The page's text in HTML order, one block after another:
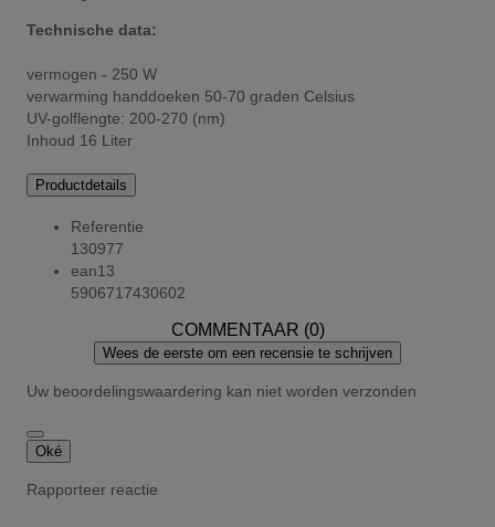
Technische data:
vermogen - 250 W
verwarming handdoeken 50-70 graden Celsius
UV-golflengte: 200-270 (nm)
Inhoud 16 Liter
Productdetails
Referentie
130977
ean13
5906717430602
COMMENTAAR (0)
Wees de eerste om een recensie te schrijven
Uw beoordelingswaardering kan niet worden verzonden
Oké
Rapporteer reactie